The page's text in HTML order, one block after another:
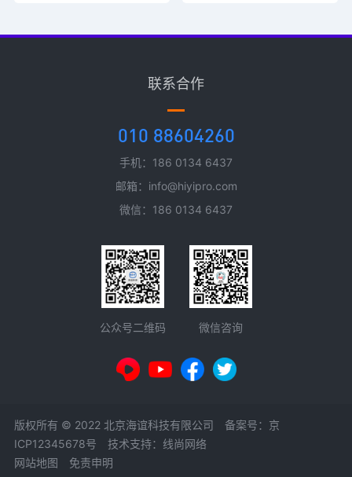
联系合作
010 88604260
手机：186 0134 6437
邮箱：info@hiyipro.com
微信：186 0134 6437
公众号二维码 微信咨询
版权所有 © 2022 北京海谊科技有限公司 备案号： 京
ICP12345678号
技术支持：线尚网络
网站地图
免责申明